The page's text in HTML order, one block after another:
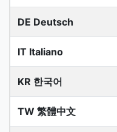
DE Deutsch
IT Italiano
KR 한국어
TW 繁體中文